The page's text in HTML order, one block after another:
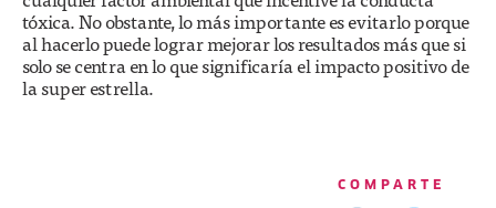
tóxica. No obstante, lo más importante es evitarlo porque
al hacerlo puede lograr mejorar los resultados más que si
solo se centra en lo que significaría el impacto positivo de
la super estrella.
COMPARTE